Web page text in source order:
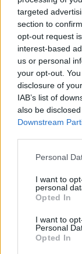
targeted
section to
opt-out request
interest-based
us or personal
your opt-out.
disclosure of
IAB’s list of
also be
Downstream
Personal
I want to
personal
Opted In
I want to
Personal
Opted In
MANDEL KATA
világ
Rátettek még
snowboard
Mandel Kata